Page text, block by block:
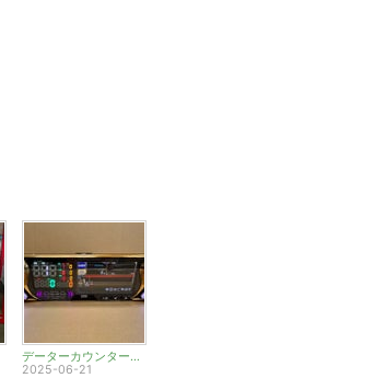
データーカウンター強化買取り‼️
2025-06-21